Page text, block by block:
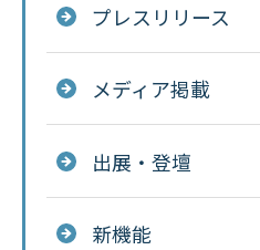
プレスリリース
メディア掲載
出展・登壇
新機能